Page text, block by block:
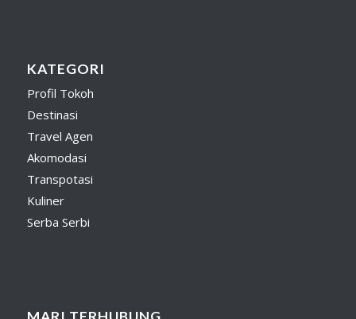
KATEGORI
Profil Tokoh
Destinasi
Travel Agen
Akomodasi
Transpotasi
Kuliner
Serba Serbi